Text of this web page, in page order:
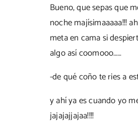
Bueno, que sepas que
noche majísimaaaaa!!!
meta en cama si
algo así coomooo……
-de qué coño te ries a
y ahí ya es cuando yo
jajajajjajaa!!!!